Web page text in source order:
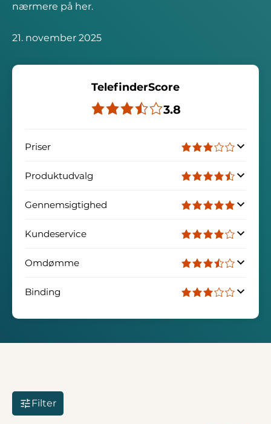
nærmere på her.
21. november 2025
TelefinderScore
3.8
Priser
Produktudvalg
Gennemsigtighed
Kundeservice
Omdømme
Binding
Filter